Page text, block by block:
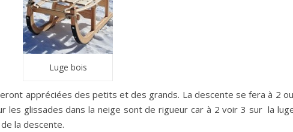
Luge bois
appréciées des petits et des grands. La descente se fera à 2
les glissades dans la neige sont de rigueur car à 2 voir 3 sur la
la descente.